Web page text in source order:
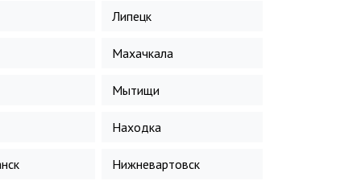
Липецк
Махачкала
Мытищи
Находка
Нижневартовск